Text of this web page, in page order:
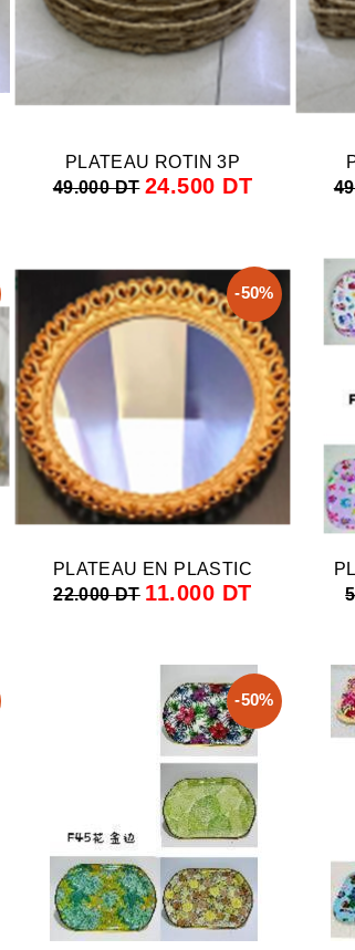
PLATEAU ROTIN 3P
49.000 DT 24.500 DT
-50%
PLATEAU EN PLASTIC
22.000 DT 11.000 DT
-50%